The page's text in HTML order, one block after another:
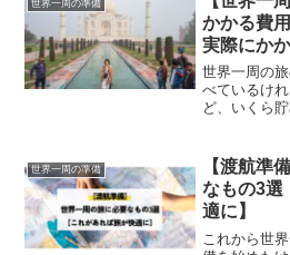
世界一周の準備
かかる費
実際にか
世界一周の
べているけ
ど、いくら
記事は、
したMisato
世界一周の準備
【渡航準
なもの3選
適に】
これから世